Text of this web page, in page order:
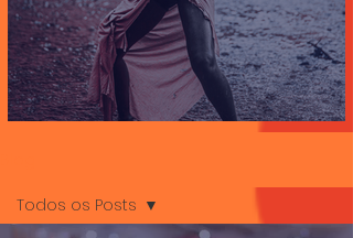
Contos de morte e vida
Todos os Posts